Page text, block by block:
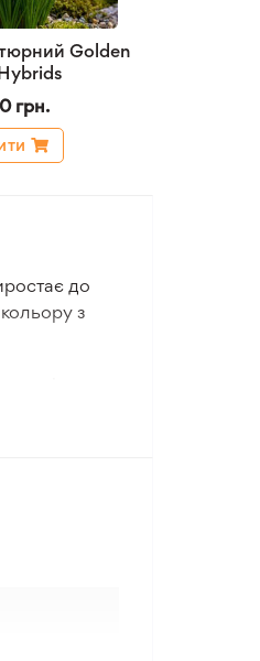
Golden
грн.
до
з
кожної